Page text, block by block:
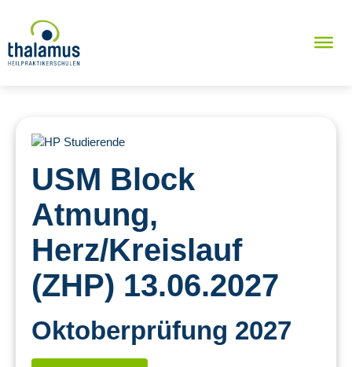
USM Block
Atmung,
Herz/Kreislauf
(ZHP) 13.06.2027
Oktoberprüfung 2027